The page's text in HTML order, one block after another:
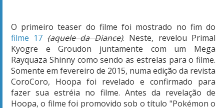
O primeiro teaser do filme foi mostrado no fim do
filme 17 (aquele da Diance). Neste, revelou Primal
Kyogre e Groudon juntamente com um Mega
Rayquaza Shinny como sendo as estrelas para o filme.
Somente em fevereiro de 2015, numa edição da revista
CoroCoro, Hoopa foi revelado e confirmado para
fazer sua estréia no filme. Antes da revelação de
Hoopa, o filme foi promovido sob o título "Pokémon o